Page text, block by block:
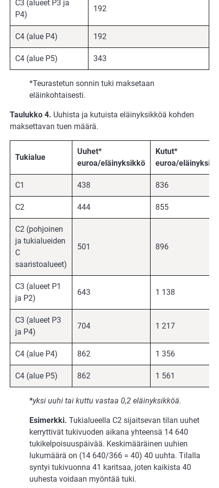
C3 (alueet P3 ja
P4)
192
C4 (alue P4) 192
C4 (alue P5) 343
*Teurastetun sonnin tuki maksetaan
eläinkohtaisesti.
Taulukko 4. Uuhista ja kutuista eläinyksikköä kohden
maksettavan tuen määrä.
Tukialue
Uuhet*
euroa/eläinyksikkö
Kutut*
euroa/
C1 438 836
C2 444 855
C2 (pohjoinen
ja tukialueiden
C
saaristoalueet)
501 896
C3 (alueet P1
ja P2)
643 1 138
C3 (alueet P3
ja P4)
704 1 217
C4 (alue P4) 862 1 356
C4 (alue P5) 862 1 561
*yksi uuhi tai kuttu vastaa 0,2 eläinyksikköä.
Esimerkki. Tukialueella C2 sijaitsevan tilan uuhet
kerryttivät tukivuoden aikana yhteensä 14 640
tukikelpoisuuspäivää. Keskimääräinen uuhien
lukumäärä on (14 640/366 = 40) 40 uuhta. Tilalla
syntyi tukivuonna 41 karitsaa, joten kaikista 40
uuhesta voidaan myöntää tuki.